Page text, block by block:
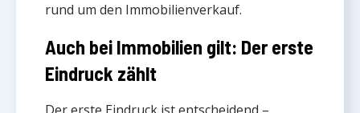
rund um den Immobilienverkauf.
Auch bei Immobilien gilt: Der erste
Eindruck zählt